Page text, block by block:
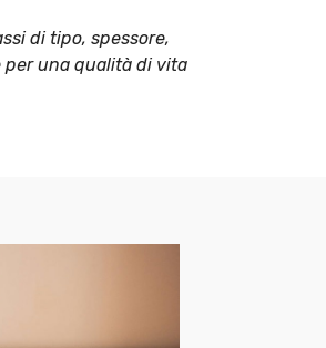
di tipo, spessore,
per una qualità di vita